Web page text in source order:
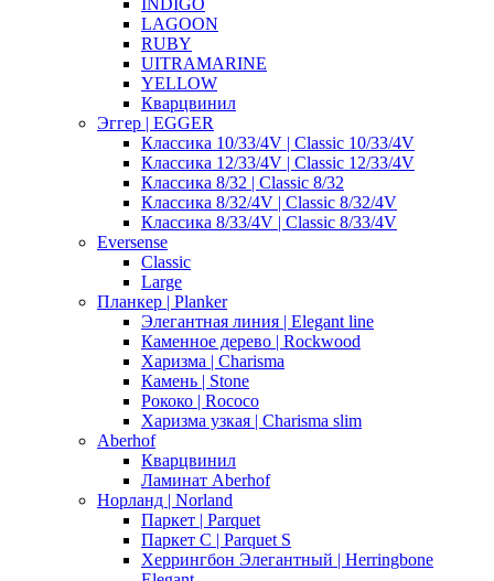
INDIGO
LAGOON
RUBY
UITRAMARINE
YELLOW
Кварцвинил
Эггер | EGGER
Классика 10/33/4V | Classic 10/33/4V
Классика 12/33/4V | Classic 12/33/4V
Классика 8/32 | Classic 8/32
Классика 8/32/4V | Classic 8/32/4V
Классика 8/33/4V | Classic 8/33/4V
Eversense
Classic
Large
Планкер | Planker
Элегантная линия | Elegant line
Каменное дерево | Rockwood
Харизма | Charisma
Камень | Stone
Рококо | Rococo
Харизма узкая | Charisma slim
Aberhof
Кварцвинил
Ламинат Aberhof
Норланд | Norland
Паркет | Parquet
Паркет С | Parquet S
Херрингбон Элегантный | Herringbone